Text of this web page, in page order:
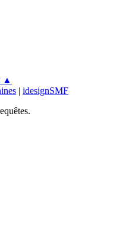
▲
| idesignSMF